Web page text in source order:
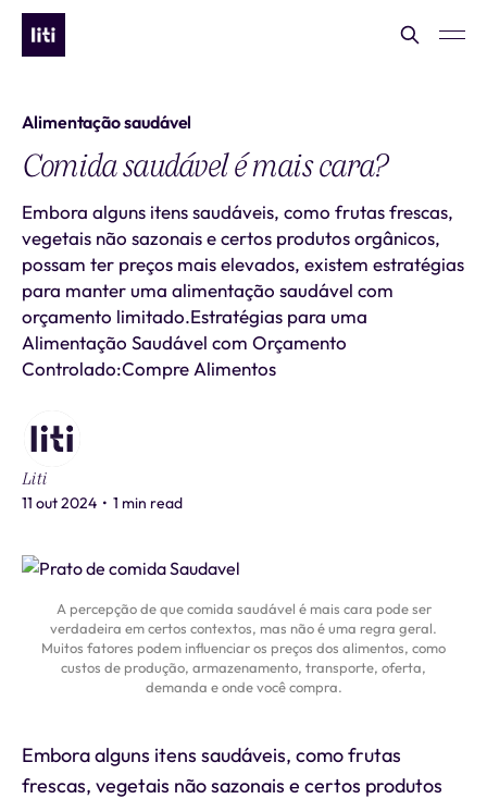
Alimentação saudável
Comida saudável é mais cara?
Embora alguns itens saudáveis, como frutas frescas,
vegetais não sazonais e certos produtos orgânicos,
possam ter preços mais elevados, existem estratégias
para manter uma alimentação saudável com
orçamento limitado.Estratégias para uma
Alimentação Saudável com Orçamento
Controlado:Compre Alimentos
Liti
11 out 2024 • 1 min read
A percepção de que comida saudável é mais cara pode ser
verdadeira em certos contextos, mas não é uma regra geral.
Muitos fatores podem influenciar os preços dos alimentos, como
custos de produção, armazenamento, transporte, oferta,
demanda e onde você compra.
Embora alguns itens saudáveis, como frutas
frescas, vegetais não sazonais e certos produtos